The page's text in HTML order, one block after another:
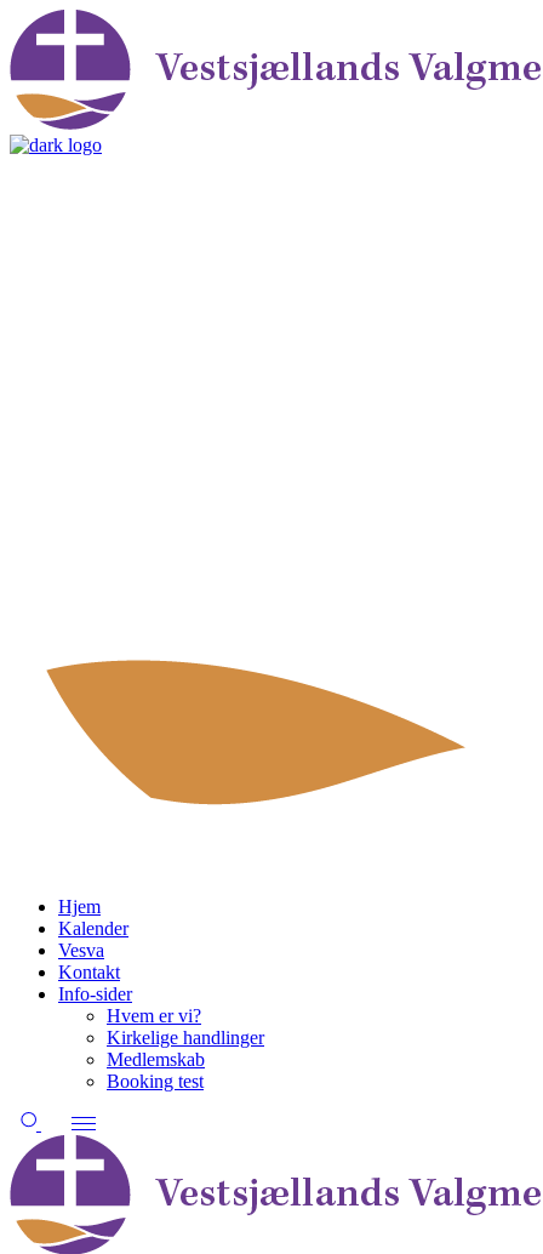
Hjem
Kalender
Vesva
Kontakt
Info-sider
Hvem er vi?
Kirkelige handlinger
Medlemskab
Booking test